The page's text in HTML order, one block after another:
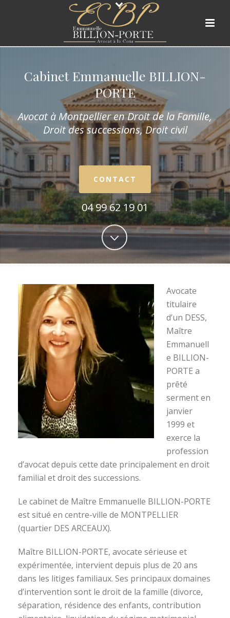
Cabinet Emmanuelle BILLION-
PORTE
Avocat à Montpellier en Droit de la Famille,
Droit des successions, Droit civil
CONTACT
04 99 62 19 01
Avocate
titulaire
d’un DESS,
Maître
Emmanuell
e BILLION-
PORTE a
prêté
serment en
janvier
1999 et
exerce la
profession
d’avocat depuis cette date principalement en droit
familial et droit des successions.
Le cabinet de Maître Emmanuelle BILLION-PORTE
est situé en centre-ville de MONTPELLIER
(quartier DES ARCEAUX).
Maître BILLION-PORTE, avocate sérieuse et
expérimentée, intervient depuis plus de 20 ans
dans les litiges familiaux. Ses principaux domaines
d’intervention sont le droit de la famille (divorce,
séparation, résidence des enfants, contribution